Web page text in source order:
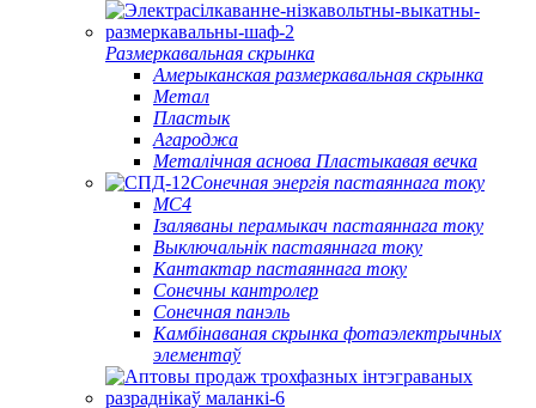
Размеркавальная скрынка
Амерыканская размеркавальная скрынка
Метал
Пластык
Агароджа
Металічная аснова Пластыкавая вечка
Сонечная энергія пастаяннага току
МС4
Ізаляваны перамыкач пастаяннага току
Выключальнік пастаяннага току
Кантактар ​​пастаяннага току
Сонечны кантролер
Сонечная панэль
Камбінаваная скрынка фотаэлектрычных
элементаў